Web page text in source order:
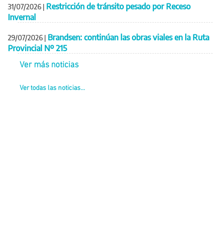
31/07/2026 | Restricción de tránsito pesado por Receso
Invernal
29/07/2026 | Brandsen: continúan las obras viales en la Ruta
Provincial Nº 215
Ver más noticias
Ver todas las noticias...